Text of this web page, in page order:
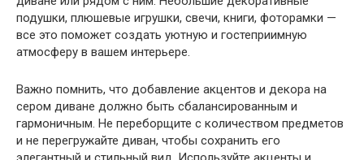
подушки, плюшевые игрушки, свечи, книги, фоторамки —
все это поможет создать уютную и гостеприимную
атмосферу в вашем интерьере.
Важно помнить, что добавление акцентов и декора на
сером диване должно быть сбалансированным и
гармоничным. Не переборщите с количеством предметов
и не перегружайте диван, чтобы сохранить его